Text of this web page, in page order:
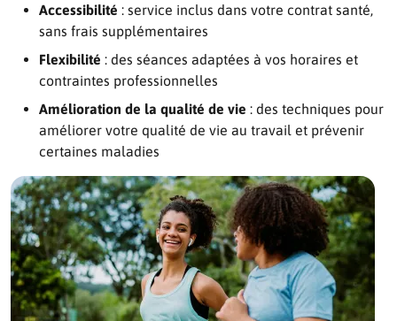
Accessibilité : service inclus dans votre contrat santé,
sans frais supplémentaires
Flexibilité : des séances adaptées à vos horaires et
contraintes professionnelles
Amélioration de la qualité de vie : des techniques pour
améliorer votre qualité de vie au travail et prévenir
certaines maladies